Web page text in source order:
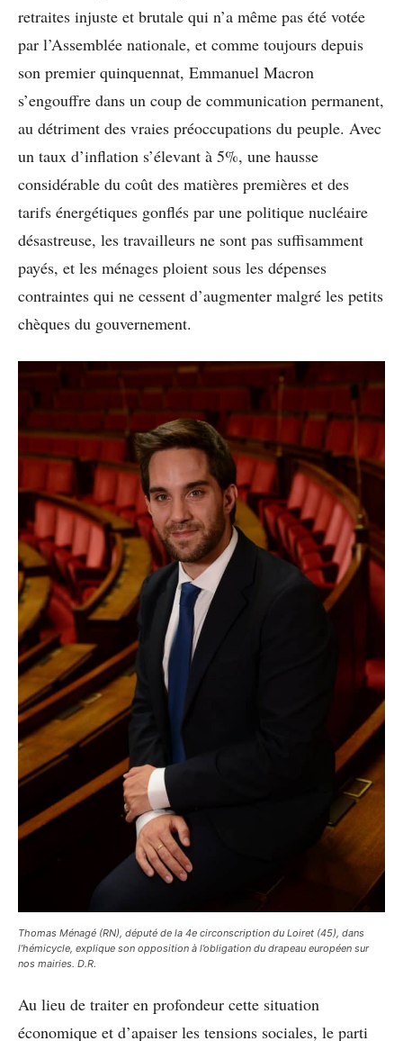
retraites injuste et brutale qui n’a même pas été votée
par l’Assemblée nationale, et comme toujours depuis
son premier quinquennat, Emmanuel Macron
s’engouffre dans un coup de communication permanent,
au détriment des vraies préoccupations du peuple. Avec
un taux d’inflation s’élevant à 5%, une hausse
considérable du coût des matières premières et des
tarifs énergétiques gonflés par une politique nucléaire
désastreuse, les travailleurs ne sont pas suffisamment
payés, et les ménages ploient sous les dépenses
contraintes qui ne cessent d’augmenter malgré les petits
chèques du gouvernement.
Thomas Ménagé (RN), député de la 4e circonscription du Loiret (45), dans
l’hémicycle, explique son opposition à l’obligation du drapeau européen sur
nos mairies. D.R.
Au lieu de traiter en profondeur cette situation
économique et d’apaiser les tensions sociales, le parti